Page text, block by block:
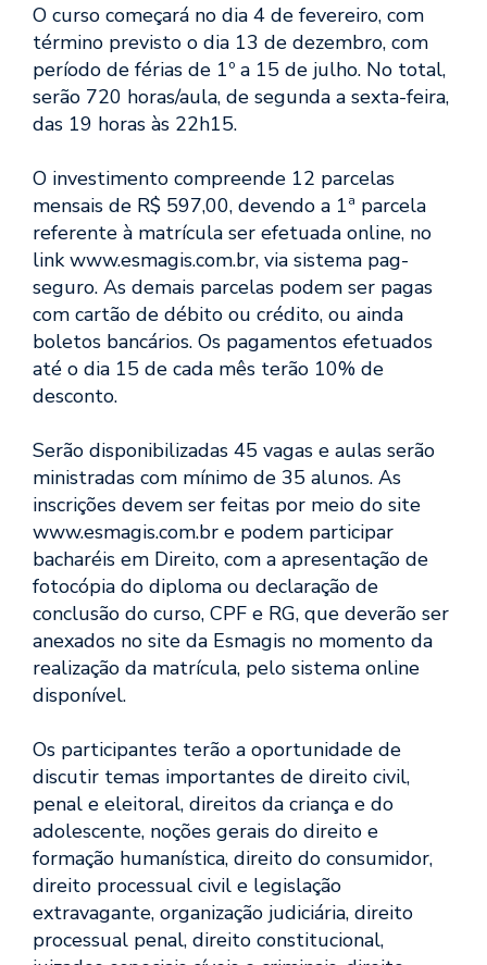
O curso começará no dia 4 de fevereiro, com
término previsto o dia 13 de dezembro, com
período de férias de 1º a 15 de julho. No total,
serão 720 horas/aula, de segunda a sexta-feira,
das 19 horas às 22h15.
O investimento compreende 12 parcelas
mensais de R$ 597,00, devendo a 1ª parcela
referente à matrícula ser efetuada online, no
link www.esmagis.com.br, via sistema pag-
seguro. As demais parcelas podem ser pagas
com cartão de débito ou crédito, ou ainda
boletos bancários. Os pagamentos efetuados
até o dia 15 de cada mês terão 10% de
desconto.
Serão disponibilizadas 45 vagas e aulas serão
ministradas com mínimo de 35 alunos. As
inscrições devem ser feitas por meio do site
www.esmagis.com.br e podem participar
bacharéis em Direito, com a apresentação de
fotocópia do diploma ou declaração de
conclusão do curso, CPF e RG, que deverão ser
anexados no site da Esmagis no momento da
realização da matrícula, pelo sistema online
disponível.
Os participantes terão a oportunidade de
discutir temas importantes de direito civil,
penal e eleitoral, direitos da criança e do
adolescente, noções gerais do direito e
formação humanística, direito do consumidor,
direito processual civil e legislação
extravagante, organização judiciária, direito
processual penal, direito constitucional,